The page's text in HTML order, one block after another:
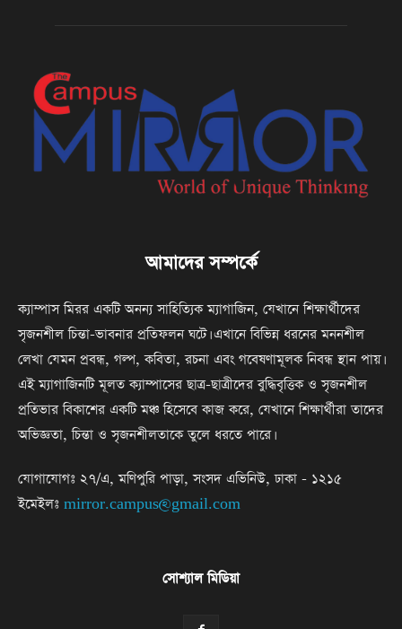
আমাদের সম্পর্কে
ক্যাম্পাস মিরর একটি অনন্য সাহিত্যিক ম্যাগাজিন, যেখানে শিক্ষার্থীদের
সৃজনশীল চিন্তা-ভাবনার প্রতিফলন ঘটে। এখানে বিভিন্ন ধরনের মননশীল
লেখা যেমন প্রবন্ধ, গল্প, কবিতা, রচনা এবং গবেষণামূলক নিবন্ধ স্থান পায়।
এই ম্যাগাজিনটি মূলত ক্যাম্পাসের ছাত্র-ছাত্রীদের বুদ্ধিবৃত্তিক ও সৃজনশীল
প্রতিভার বিকাশের একটি মঞ্চ হিসেবে কাজ করে, যেখানে শিক্ষার্থীরা তাদের
অভিজ্ঞতা, চিন্তা ও সৃজনশীলতাকে তুলে ধরতে পারে।
যোগাযোগঃ ২৭/এ, মণিপুরি পাড়া, সংসদ এভিনিউ, ঢাকা - ১২১৫
ইমেইলঃ mirror.campus@gmail.com
সোশ্যাল মিডিয়া